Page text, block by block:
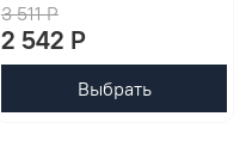
3 511 P
2 542 P
Выбрать